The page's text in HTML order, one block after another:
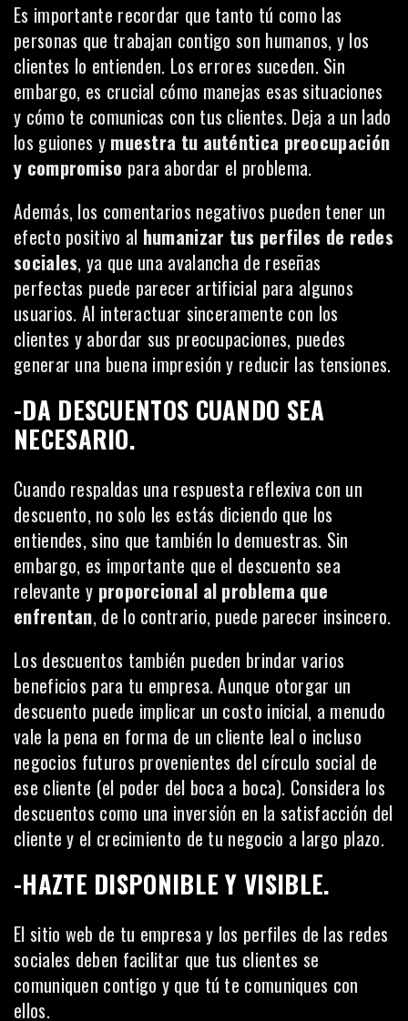
Es importante recordar que tanto tú como las
personas que trabajan contigo son humanos, y los
clientes lo entienden. Los errores suceden. Sin
embargo, es crucial cómo manejas esas situaciones
y cómo te comunicas con tus clientes. Deja a un lado
los guiones y muestra tu auténtica preocupación
y compromiso para abordar el problema.
Además, los comentarios negativos pueden tener un
efecto positivo al humanizar tus perfiles de redes
sociales, ya que una avalancha de reseñas
perfectas puede parecer artificial para algunos
usuarios. Al interactuar sinceramente con los
clientes y abordar sus preocupaciones, puedes
generar una buena impresión y reducir las tensiones.
-DA DESCUENTOS CUANDO SEA
NECESARIO.
Cuando respaldas una respuesta reflexiva con un
descuento, no solo les estás diciendo que los
entiendes, sino que también lo demuestras. Sin
embargo, es importante que el descuento sea
relevante y proporcional al problema que
enfrentan, de lo contrario, puede parecer insincero.
Los descuentos también pueden brindar varios
beneficios para tu empresa. Aunque otorgar un
descuento puede implicar un costo inicial, a menudo
vale la pena en forma de un cliente leal o incluso
negocios futuros provenientes del círculo social de
ese cliente (el poder del boca a boca). Considera los
descuentos como una inversión en la satisfacción del
cliente y el crecimiento de tu negocio a largo plazo.
-HAZTE DISPONIBLE Y VISIBLE.
El sitio web de tu empresa y los perfiles de las redes
sociales deben facilitar que tus clientes se
comuniquen contigo y que tú te comuniques con
ellos.